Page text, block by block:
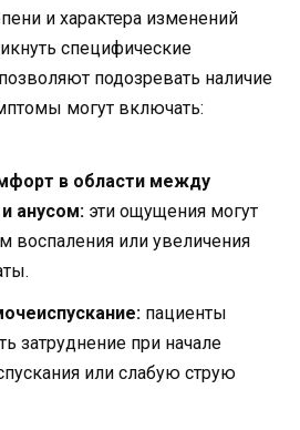
и характера изменений
специфические
подозревать наличие
могут включать:
в области между
анусом: эти ощущения могут
воспаления или увеличения
пациенты
затруднение при начале
или слабую струю